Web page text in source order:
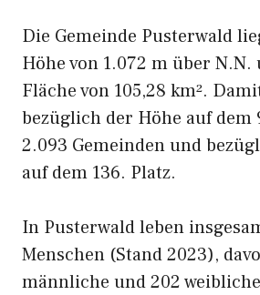
Die Gemeinde Pusterwald
Höhe von 1.072 m über N.N.
Fläche von 105,28 km².
bezüglich der Höhe auf dem
2.093 Gemeinden und
auf dem 136. Platz.
In Pusterwald leben
Menschen (Stand 2023),
männliche und 202